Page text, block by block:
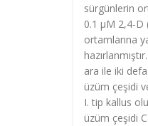
sürgünlerin
0.1 μM 2,4-D
ortamlarına
ara ile iki
üzüm çeşidi
I. tip kallus
üzüm çeşidi